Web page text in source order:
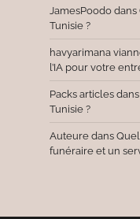
JamesPoodo dans
Tunisie ?
havyarimana
l’IA pour votre
Packs articles dans
Tunisie ?
Auteure dans
funéraire et un